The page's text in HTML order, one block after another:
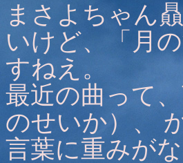
まさよちゃん
いけど、「月
すねえ。
最近の曲って
のせいか）、
言葉に重みが